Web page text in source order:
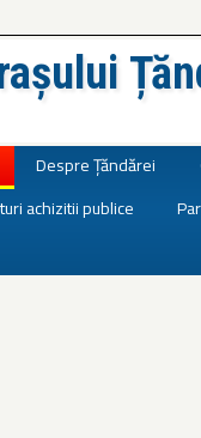
Despre Țăndărei
achizitii publice